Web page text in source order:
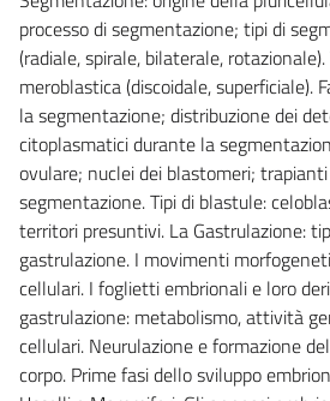
processo di segmentazione; tipi di
(radiale, spirale, bilaterale,
meroblastica (discoidale, superficiale).
la segmentazione; distribuzione dei
citoplasmatici durante la
ovulare; nuclei dei blastomeri;
segmentazione. Tipi di blastule:
territori presuntivi. La Gastrulazione:
gastrulazione. I movimenti
cellulari. I foglietti embrionali e loro
gastrulazione: metabolismo, attività
cellulari. Neurulazione e formazione
corpo. Prime fasi dello sviluppo